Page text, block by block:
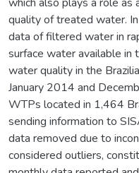
quality of treated water.
data of filtered water in
surface water available
water quality in the
January 2014 and
WTPs located in 1,464
sending information to
data removed due to
considered outliers,